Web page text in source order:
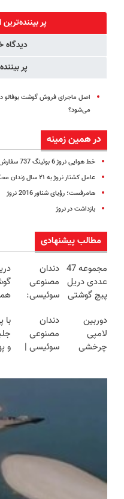
راحت بفروش
پر
دیدگاه
پر
اصل ماجرای فروش گوشت بوفالو
می‌شود؟
در همین زمینه
خط هوایی نروژ 6 بوئینگ 737 سفارش داد
عامل کشتار نروژ به ۲۱ سال زندان محکوم شد
هامرفست؛ رؤیای شناور 2016 نروژ
بازداشت در نروژ
مطالب پیشنهادی
مجموعه 47
عددی دریل
پیچ گوشتی
(تخفیف به
مدت
محدود)
دندان
مصنوعی
سوئیسی:
فناوری
اروپا، سبک
و مقاوم |
قسطی
دوربین
لامپی
چرخشی
دندان
مصنوعی
سوئیسی |
رایگان+پرداخت
اقساطی😍
با
و